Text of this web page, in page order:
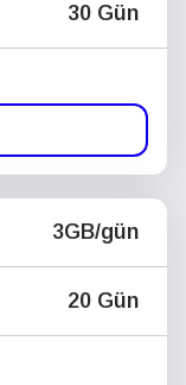
30 Gün
3GB/gün
20 Gün